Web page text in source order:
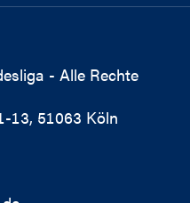
- Alle Rechte
13, 51063 Köln